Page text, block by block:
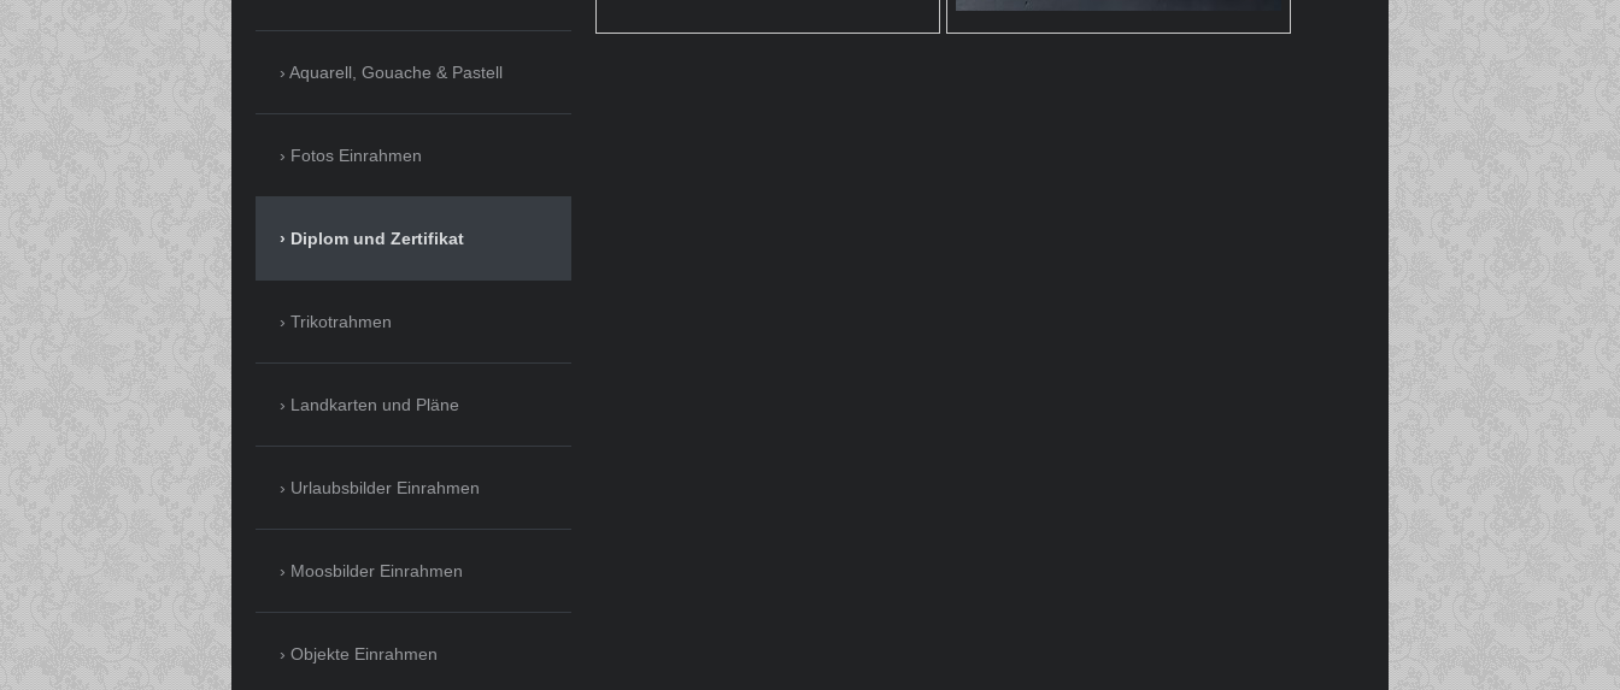
Aquarell, Gouache & Pastell
Fotos Einrahmen
Diplom und Zertifikat
Trikotrahmen
Landkarten und Pläne
Urlaubsbilder Einrahmen
Moosbilder Einrahmen
Objekte Einrahmen